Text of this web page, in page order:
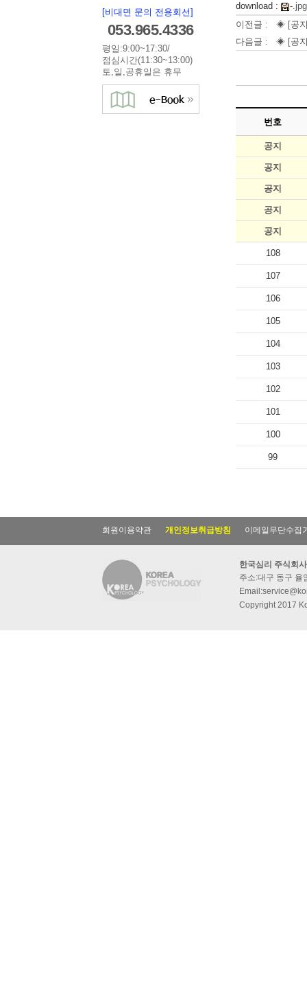
[비대면 문의 전용회선]
053.965.4336
평일:9:00~17:30/
점심시간(11:30~13:00)
토,일,공휴일은 휴무
download :
-.jpg
이전글 : ◈ [공
다음글 : ◈ [공
번호
공지
공지
공지
공지
공지
108
107
106
105
104
103
102
101
100
99
회원이용약관 개인정보취급방침 이메일무단수집
한국심리 주식회사
주소:대구 동구 율
Copyright 2017